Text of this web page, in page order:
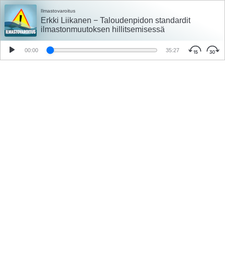
Ilmastovaroitus
Erkki Liikanen − Taloudenpidon standardit
ilmastonmuutoksen hillitsemisessä
00:00 35:27